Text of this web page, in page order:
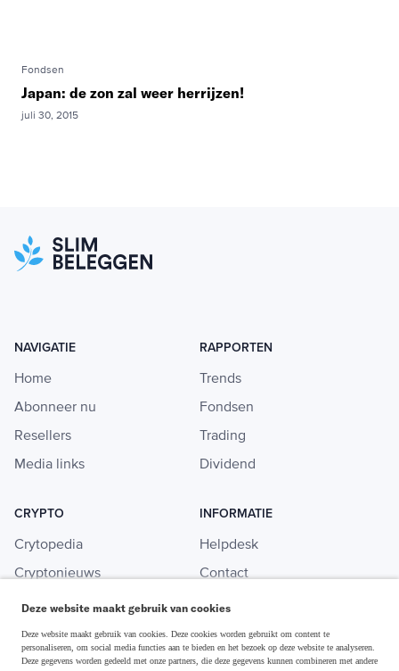
Fondsen
Japan: de zon zal weer herrijzen!
juli 30, 2015
NAVIGATIE
Home
Abonneer nu
Resellers
Media links
RAPPORTEN
Trends
Fondsen
Trading
Dividend
CRYPTO
Crytopedia
Cryptonieuws
Crypto koopgids
Investeren in crypto
INFORMATIE
Helpdesk
Contact
Adverteren
Deze website maakt gebruik van cookies
Deze website maakt gebruik van cookies. Deze cookies worden gebruikt om content te
personaliseren, om social media functies aan te bieden en het bezoek op deze website te analyseren.
Deze gegevens worden gedeeld met onze partners, die deze gegevens kunnen combineren met andere